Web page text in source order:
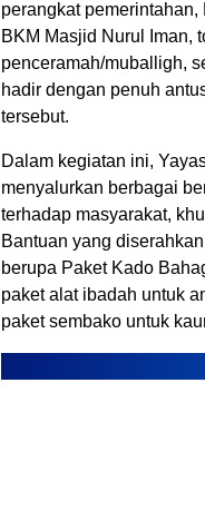
perangkat
BKM Masjid Nurul Iman,
penceramah/muballigh,
hadir dengan penuh
tersebut.
Dalam kegiatan ini,
menyalurkan berbagai
terhadap masyarakat,
Bantuan yang
berupa Paket Kado
paket alat ibadah untuk
paket sembako untuk